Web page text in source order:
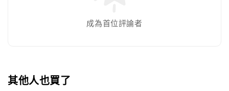
成為首位評論者
其他人也買了